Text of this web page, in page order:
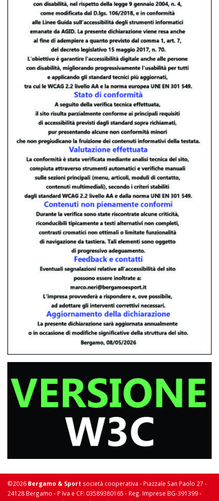
©2026 Bergamo & Sport società cooperativa - Piazzale San Paolo 27 -
24128 Bergamo - P Iva e CF: 03589380165 - Reg. Imprese BG-391399 -